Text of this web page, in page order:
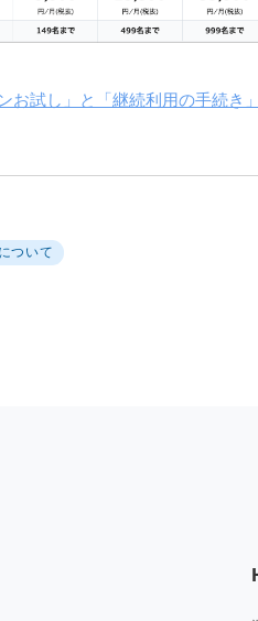
お試し」と「継続利用の手続き
ついて